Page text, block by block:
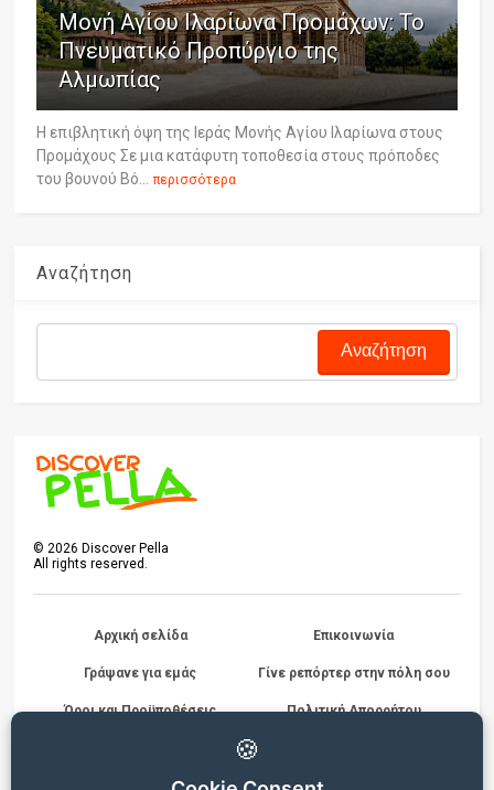
🍪
Μονή Αγίου Ιλαρίωνα Προμάχων: Το
Πνευματικό Προπύργιο της
Αλμωπίας
Η επιβλητική όψη της Ιεράς Μονής Αγίου Ιλαρίωνα στους
Προμάχους Σε μια κατάφυτη τοποθεσία στους πρόποδες
του βουνού Βό... περισσότερα
Αναζήτηση
©2026 Discover Pella
All rights reserved.
Αρχική σελίδα Επικοινωνία
Γράψανε για εμάς Γίνε ρεπόρτερ στην πόλη σου
Όροι και Προϋποθέσεις
Πολιτική Απορρήτου